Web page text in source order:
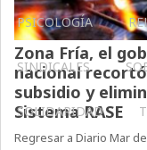
PSICOLOGÍA
SINDICALES
SOLIDARIDAD
Zona Fría, el
nacional
subsidio y
Sistema RASE
Regresar a Diario Mar